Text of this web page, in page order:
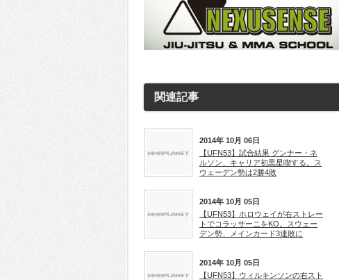
関連記事
2014年 10月 06日
【UFN53】試合結果 グンナー・ネ
ルソン、キャリア初黒星喫する。ス
ウェーデン勢は2勝4敗
2014年 10月 05日
【UFN53】ホロウェイが右ストレー
トでコラッサーニをKO。スウェー
デン勢、メインカード3連敗に
2014年 10月 05日
【UFN53】ウィルキンソンの右スト